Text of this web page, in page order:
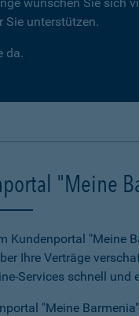
Sie unterstützen.
da.
"Meine
Kundenportal "Meine
Ihre Verträge
Services schnell und
"Meine